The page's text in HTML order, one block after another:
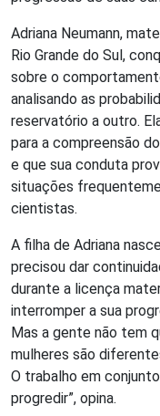
Adriana Neumann,
Rio Grande do Sul,
sobre o
analisando as
reservatório a outro.
para a compreensão
e que sua conduta
situações
cientistas.
A filha de Adriana
precisou dar
durante a licença
interromper a sua
Mas a gente não tem
mulheres são
O trabalho em
progredir”, opina.